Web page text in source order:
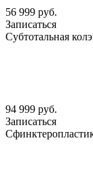
56 999 руб.
Записаться
Субтотальная
94 999 руб.
Записаться